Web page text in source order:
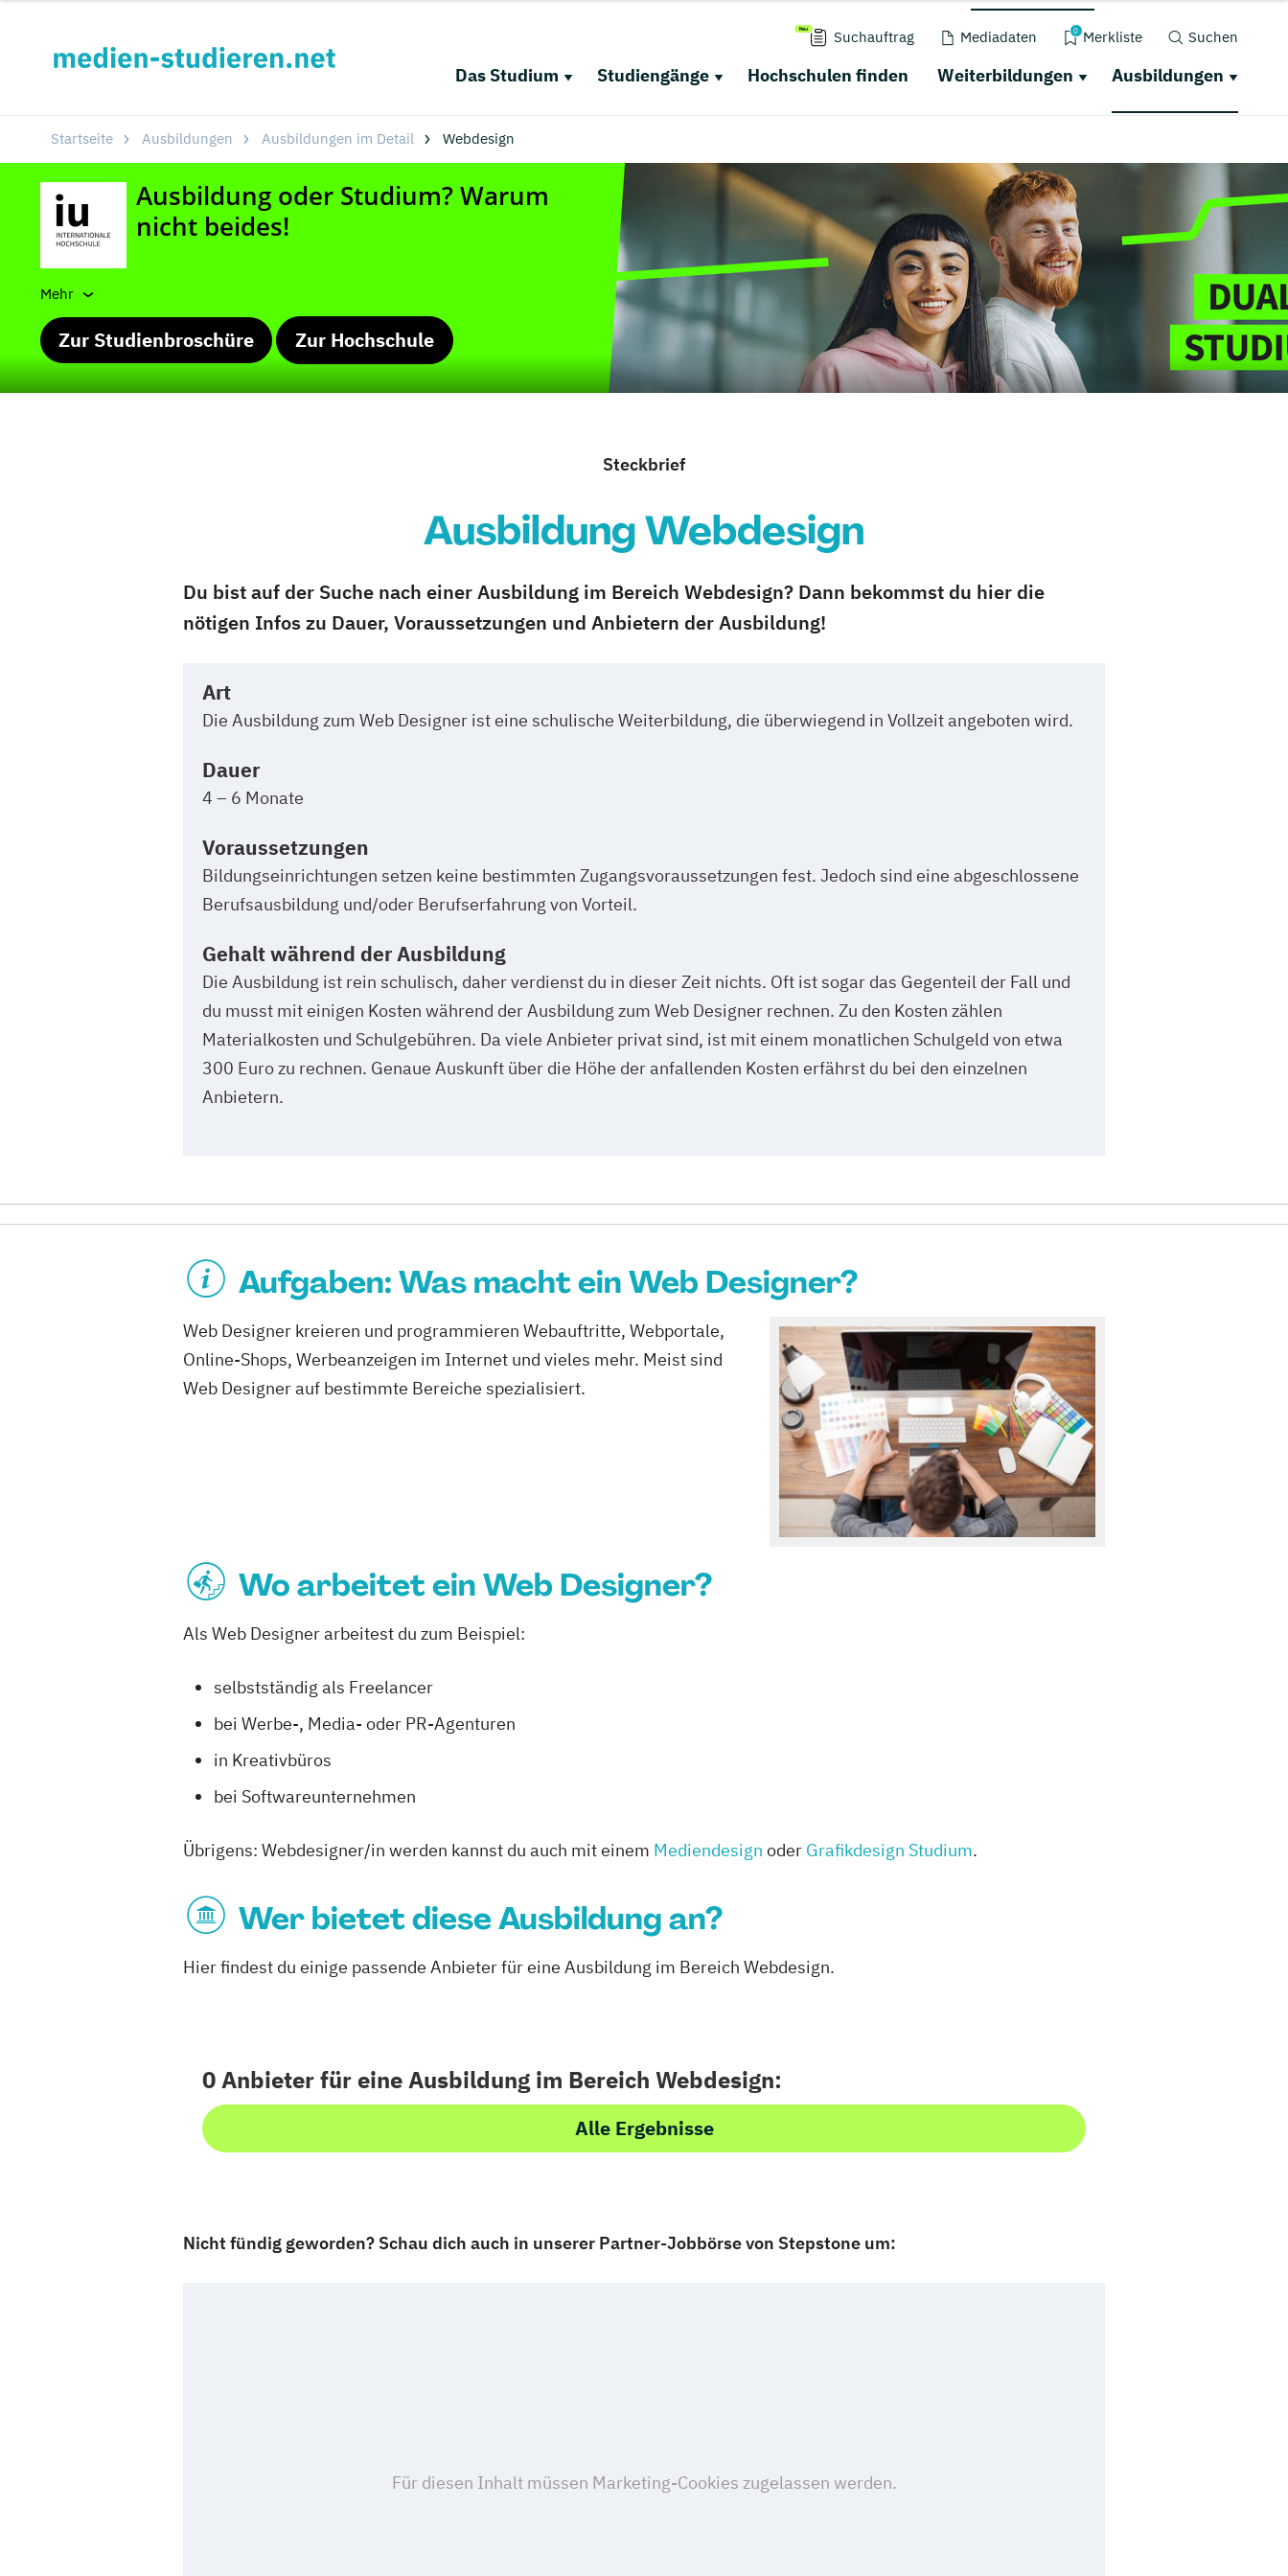
Suchauftrag Mediadaten 0 Merkliste Suchen
Das Studium Studiengänge Hochschulen finden Weiterbildungen Ausbildungen
Startseite Ausbildungen Ausbildungen im Detail Webdesign
Mehr
Zur Studienbroschüre Zur Hochschule
Steckbrief
Ausbildung Webdesign
Du bist auf der Suche nach einer Ausbildung im Bereich Webdesign? Dann bekommst du hier die
nötigen Infos zu Dauer, Voraussetzungen und Anbietern der Ausbildung!
Art
Die Ausbildung zum Web Designer ist eine schulische Weiterbildung, die überwiegend in Vollzeit angeboten wird.
Dauer
4 – 6 Monate
Voraussetzungen
Bildungseinrichtungen setzen keine bestimmten Zugangsvoraussetzungen fest. Jedoch sind eine abgeschlossene
Berufsausbildung und/oder Berufserfahrung von Vorteil.
Gehalt während der Ausbildung
Die Ausbildung ist rein schulisch, daher verdienst du in dieser Zeit nichts. Oft ist sogar das Gegenteil der Fall und
du musst mit einigen Kosten während der Ausbildung zum Web Designer rechnen. Zu den Kosten zählen
Materialkosten und Schulgebühren. Da viele Anbieter privat sind, ist mit einem monatlichen Schulgeld von etwa
300 Euro zu rechnen. Genaue Auskunft über die Höhe der anfallenden Kosten erfährst du bei den einzelnen
Anbietern.
Aufgaben: Was macht ein Web Designer?
Web Designer kreieren und programmieren Webauftritte, Webportale,
Online-Shops, Werbeanzeigen im Internet und vieles mehr. Meist sind
Web Designer auf bestimmte Bereiche spezialisiert.
Wo arbeitet ein Web Designer?
Als Web Designer arbeitest du zum Beispiel:
selbstständig als Freelancer
bei Werbe-, Media- oder PR-Agenturen
in Kreativbüros
bei Softwareunternehmen
Übrigens: Webdesigner/in werden kannst du auch mit einem Mediendesign oder Grafikdesign Studium.
Wer bietet diese Ausbildung an?
Hier findest du einige passende Anbieter für eine Ausbildung im Bereich Webdesign.
0 Anbieter für eine Ausbildung im Bereich Webdesign:
Alle Ergebnisse
Nicht fündig geworden? Schau dich auch in unserer Partner-Jobbörse von Stepstone um: